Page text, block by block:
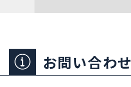
お問い合わせ